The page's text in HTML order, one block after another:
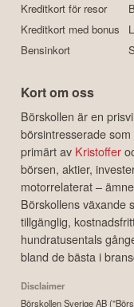
Kreditkort för resor
Kreditkort med bonus
Bensinkort
Kort om oss
Börskollen är en
börsintresserade
primärt av Kristoffer
börsen, aktier,
motorrelaterat –
Börskollens växande
tillgänglig,
hundratusentals
bland de bästa i
Disclaimer
Börskollen Sverige AB